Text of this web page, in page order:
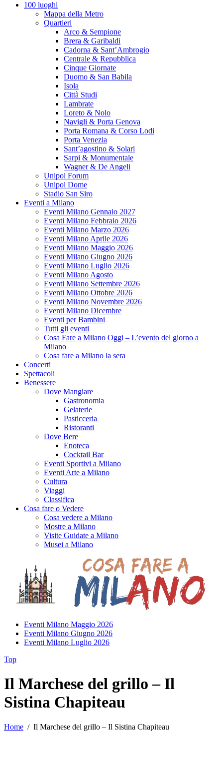
100 luoghi
Mappa della Metro
Quartieri
Arco & Sempione
Brera & Garibaldi
Cadorna & Sant’Ambrogio
Centrale & Repubblica
Cinque Giornate
Duomo & San Babila
Isola
Città Studi
Lambrate
Loreto & Nolo
Navigli & Porta Genova
Porta Romana & Corso Lodi
Porta Venezia
Sant’agostino & Solari
Sarpi & Monumentale
Wagner & De Angeli
Unipol Forum
Unipol Dome
Stadio San Siro
Eventi a Milano
Eventi Milano Gennaio 2027
Eventi Milano Febbraio 2026
Eventi Milano Marzo 2026
Eventi Milano Aprile 2026
Eventi Milano Maggio 2026
Eventi Milano Giugno 2026
Eventi Milano Luglio 2026
Eventi Milano Agosto
Eventi Milano Settembre 2026
Eventi Milano Ottobre 2026
Eventi Milano Novembre 2026
Eventi Milano Dicembre
Eventi per Bambini
Tutti gli eventi
Cosa Fare a Milano Oggi – L’evento del giorno a
Milano
Cosa fare a Milano la sera
Concerti
Spettacoli
Benessere
Dove Mangiare
Gastronomia
Gelaterie
Pasticceria
Ristoranti
Dove Bere
Enoteca
Cocktail Bar
Eventi Sportivi a Milano
Eventi Arte a Milano
Cultura
Viaggi
Classifica
Cosa fare o Vedere
Cosa vedere a Milano
Mostre a Milano
Visite Guidate a Milano
Musei a Milano
Eventi Milano Maggio 2026
Eventi Milano Giugno 2026
Eventi Milano Luglio 2026
Top
Il Marchese del grillo – Il
Sistina Chapiteau
Home / Il Marchese del grillo – Il Sistina Chapiteau